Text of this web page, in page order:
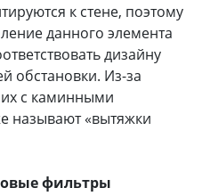
к стене, поэтому
данного элемента
дизайну
обстановки. Из-за
их с каминными
называют «вытяжки
фильтры